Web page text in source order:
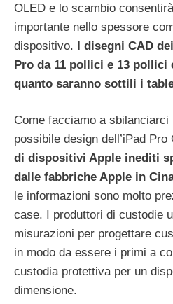
OLED e lo scambio
importante nello spessore
dispositivo. I disegni CAD
Pro‌ da 11 pollici e 13 pollici
quanto saranno sottili i
Come facciamo a sbilanciarci
possibile design dell’iPad Pro
di dispositivi Apple inediti
dalle fabbriche Apple in
le informazioni sono molto
case. I produttori di custodie
misurazioni per progettare
in modo da essere i primi a
custodia protettiva per un
dimensione.